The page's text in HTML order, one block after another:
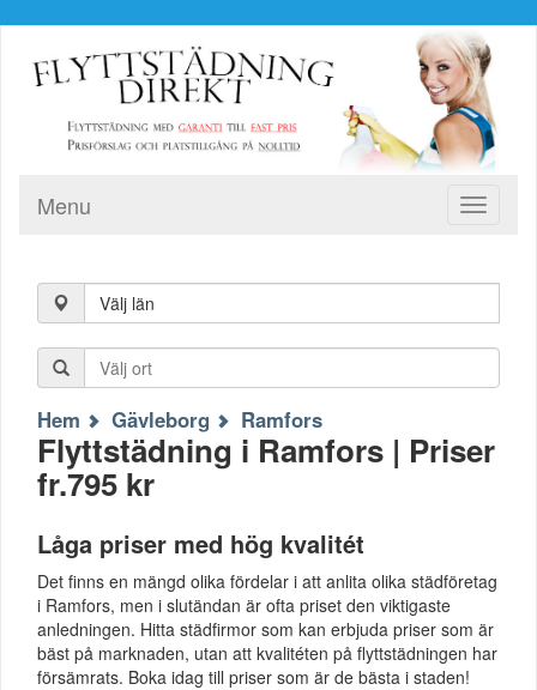
Toggle
Menu
Välj län
Hem Gävleborg Ramfors
Flyttstädning i Ramfors | Priser
fr.795 kr
Låga priser med hög kvalitét
Det finns en mängd olika fördelar i att anlita olika städföretag
i Ramfors, men i slutändan är ofta priset den viktigaste
anledningen. Hitta städfirmor som kan erbjuda priser som är
bäst på marknaden, utan att kvalitéten på flyttstädningen har
försämrats. Boka idag till priser som är de bästa i staden!